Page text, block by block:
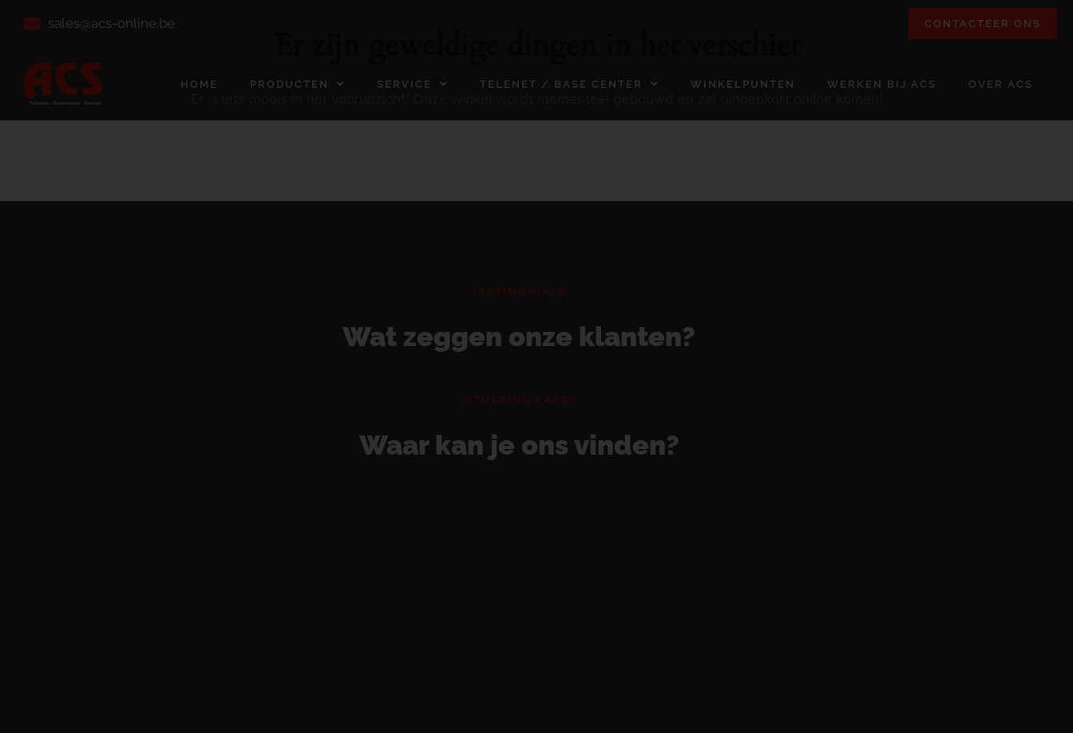
sales@acs-online.be CONTACTEER ONS
HOME PRODUCTEN SERVICE TELENET / BASE CENTER WINKELPUNTEN WERKEN BIJ ACS OVER ACS
TESTIMONIALS
Wat zeggen onze klanten?
SITUERING KAART
Waar kan je ons vinden?